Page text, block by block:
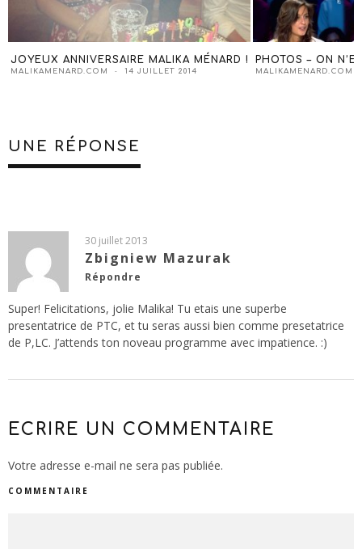
MÉNARD !
2014
PHOTOS – ON N’EST PAS COUCHÉ
MALIKAMENARD.COM 20 DÉCEMBRE 2009
UNE RÉPONSE
30 juillet 2013
Zbigniew Mazurak
Répondre
Super! Felicitations, jolie Malika! Tu etais une superbe
presentatrice de PTC, et tu seras aussi bien comme presetatrice
de P,LC. J’attends ton noveau programme avec impatience. :)
ECRIRE UN COMMENTAIRE
Votre adresse e-mail ne sera pas publiée.
COMMENTAIRE